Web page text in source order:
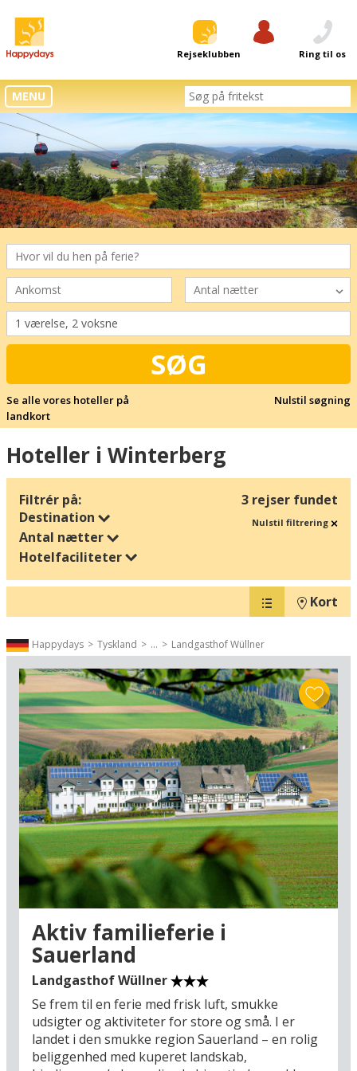
Rejseklubben Ring til os
MENU
SØG
Se alle vores hoteller på
landkort
Nulstil søgning
Hoteller i Winterberg
Filtrér på:
3 rejser fundet
Destination
Antal nætter
Hotelfaciliteter
Nulstil filtrering
Kort
Happydays Tyskland ... Landgasthof Wüllner
Aktiv familieferie i
Sauerland
Landgasthof Wüllner
Se frem til en ferie med frisk luft, smukke
udsigter og aktiviteter for store og små. I er
landet i den smukke region Sauerland – en rolig
beliggenhed med kuperet landskab,